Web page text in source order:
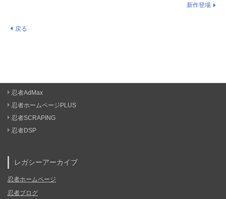
新作登場
戻る
忍者AdMax
忍者ホームページPLUS
忍者SCRAPING
忍者DSP
レガシーアーカイブ
忍者ホームページ
忍者ブログ